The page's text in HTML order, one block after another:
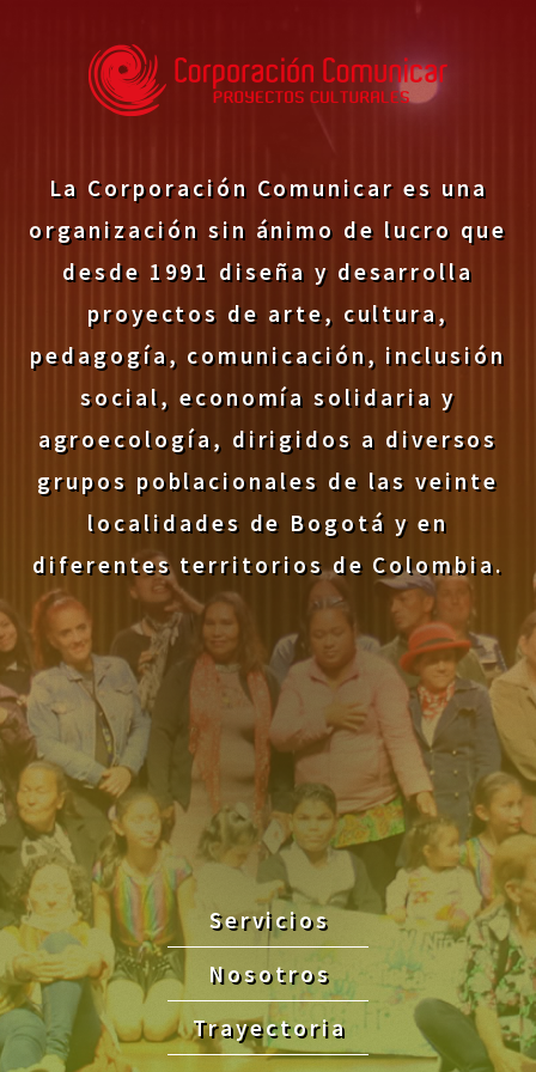
La Corporación Comunicar es una
organización sin ánimo de lucro que
desde 1991 diseña y desarrolla
proyectos de arte, cultura,
pedagogía, comunicación, inclusión
social, economía solidaria y
agroecología, dirigidos a diversos
grupos poblacionales de las veinte
localidades de Bogotá y en
diferentes territorios de Colombia.
Servicios
Nosotros
Trayectoria